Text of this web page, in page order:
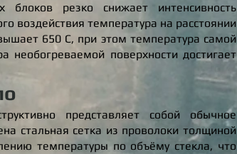
блоков резко снижает интенсивность
воздействия температура на расстоянии
650 С, при этом температура самой
необогреваемой поверхности достигает
представляет собой обычное
стальная сетка из проволоки толщиной
температуры по объёму стекла, что